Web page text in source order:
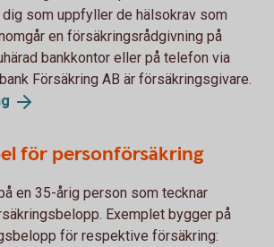
dig som uppfyller de hälsokrav som
en försäkringsrådgivning på
bankkontor eller på telefon via
Försäkring AB är försäkringsgivare.
för personförsäkring
en 35-årig person som tecknar
Exemplet bygger på
för respektive försäkring: